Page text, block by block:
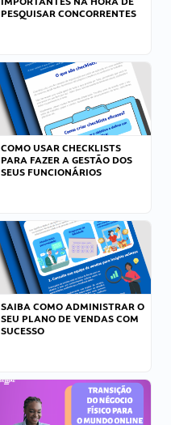
PESQUISAR CONCORRENTES
COMO USAR CHECKLISTS
PARA FAZER A GESTÃO DOS
SEUS FUNCIONÁRIOS
SAIBA COMO ADMINISTRAR O
SEU PLANO DE VENDAS COM
SUCESSO